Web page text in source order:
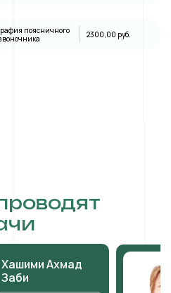
поясничного
2300,00 руб.
Хашими Ахмад
Заби